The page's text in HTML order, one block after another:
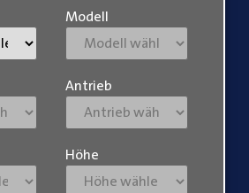
Modell
Antrieb
Höhe